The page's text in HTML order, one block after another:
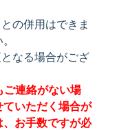
の併用はできま
なる場合がござ
連絡がない場
いただく場合が
お手数ですが必